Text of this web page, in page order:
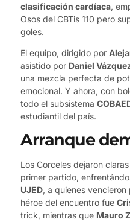
clasificación cardíaca,
Osos del CBTis 110 pero
goles.
El equipo, dirigido por
asistido por Daniel
una mezcla perfecta de
emocional. Y ahora, con
todo el subsistema
estudiantil del país.
Arranque
Los Corceles dejaron
primer partido,
UJED, a quienes vencieron
héroe del encuentro fue
trick, mientras que Mauro